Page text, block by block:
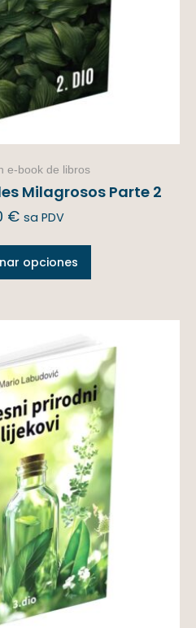
e-book de libros
Milagrosos Parte 2
€ sa PDV
opciones